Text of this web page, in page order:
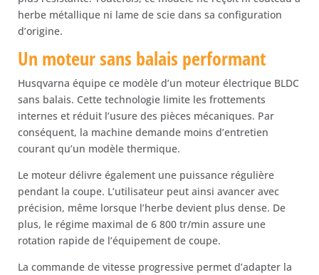
herbe métallique ni lame de scie dans sa configuration
d’origine.
Un moteur sans balais performant
Husqvarna équipe ce modèle d’un moteur électrique BLDC
sans balais. Cette technologie limite les frottements
internes et réduit l’usure des pièces mécaniques. Par
conséquent, la machine demande moins d’entretien
courant qu’un modèle thermique.
Le moteur délivre également une puissance régulière
pendant la coupe. L’utilisateur peut ainsi avancer avec
précision, même lorsque l’herbe devient plus dense. De
plus, le régime maximal de 6 800 tr/min assure une
rotation rapide de l’équipement de coupe.
La commande de vitesse progressive permet d’adapter la